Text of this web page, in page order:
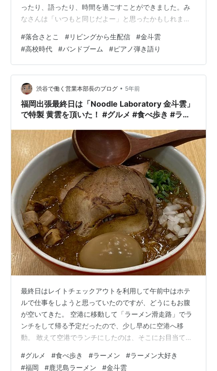
ったり、語ったり、時間を過ごすことができました。み
なさんは「いつもと同じだよー」と思ったかもしれませ
て、若い頃のあれやこれやと向き合うことで、すごくエ
ネルギーも使ったけれども、あの頃はわからなかったこ
とが見えてきたりして。もーうね、みなさんに感謝！で
す。生配信ならではのトライアルな選曲を、是非アーカ
イブでもお楽しみください。(今回は、Hot Wave Festival
や、金斗雲の歌を！）。yout…
#落合さとこ #リビングから生配信 #金斗雲
#高校時代 #バンドブーム #ピアノ弾き語り
渋谷で働く営業本部長のブログ • 5年前
福岡出張最終日は「Noodle Laboratory 金斗雲」
で特製 黄雲を頂いた！ #グルメ #食べ歩き #ラー
最終日はレイトチェックアウトを利用して午前中はホテ
ルで仕事をしようと思っていたのですが、どうにもお腹
が空いてきた。 空港に移動して「ラーメン滑走路」でラ
ンチをして帰る予定だったので、少し早めに空港へ移
動。 敢えて空港でランチにしたのは、そこにお目当ての
Laboratory 金斗雲 福岡空港店 いろいろ調べたところ鹿
#グルメ #食べ歩き #ラーメン #ラーメン大好き
#福岡 #鹿児島ラーメン #金斗雲